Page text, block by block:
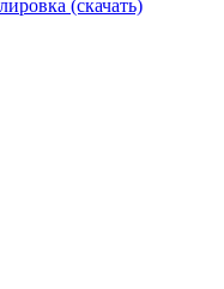
(скачать)